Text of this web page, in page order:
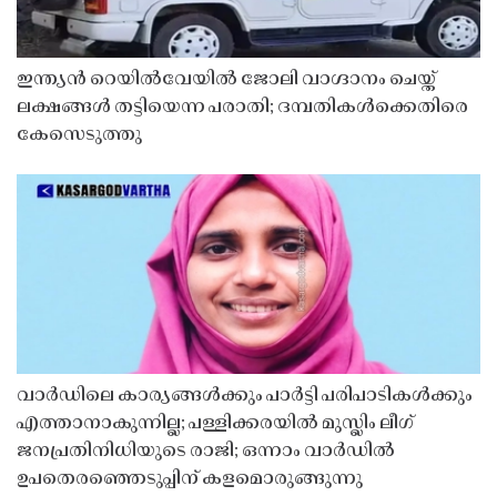
ഇന്ത്യൻ റെയിൽവേയിൽ ജോലി വാഗ്ദാനം ചെയ്ത്
ലക്ഷങ്ങൾ തട്ടിയെന്ന പരാതി; ദമ്പതികൾക്കെതിരെ
കേസെടുത്തു
വാർഡിലെ കാര്യങ്ങൾക്കും പാർട്ടി പരിപാടികൾക്കും
എത്താനാകുന്നില്ല; പള്ളിക്കരയിൽ മുസ്ലിം ലീഗ്
ജനപ്രതിനിധിയുടെ രാജി; ഒന്നാം വാർഡിൽ
ഉപതെരഞ്ഞെടുപ്പിന് കളമൊരുങ്ങുന്നു